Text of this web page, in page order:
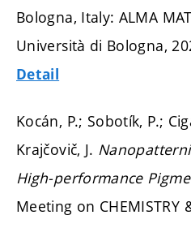
Bologna, Italy: ALMA
Università di Bologna,
Detail
Kocán, P.; Sobotík, P.;
Krajčovič, J.
High-performance
Meeting on CHEMISTRY